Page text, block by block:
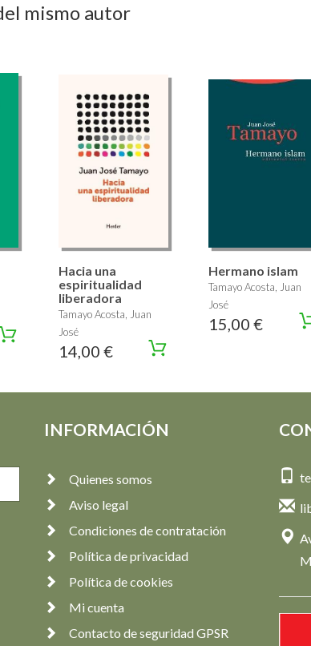
mismo autor
Hacia una
espiritualidad
liberadora
Tamayo Acosta, Juan
José
14,00 €
Hermano islam
Tamayo Acosta, Juan
José
15,00 €
INFORMACIÓN
Quienes somos
Aviso legal
Condiciones de contratación
Política de privacidad
Política de cookies
Mi cuenta
Contacto de seguridad GPSR